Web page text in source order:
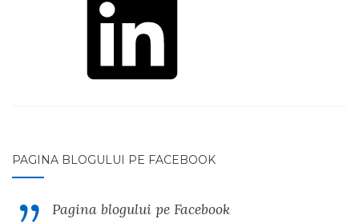
PAGINA BLOGULUI PE FACEBOOK
Pagina blogului pe Facebook